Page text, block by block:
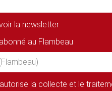
la newsletter
au Flambeau
la collecte et le